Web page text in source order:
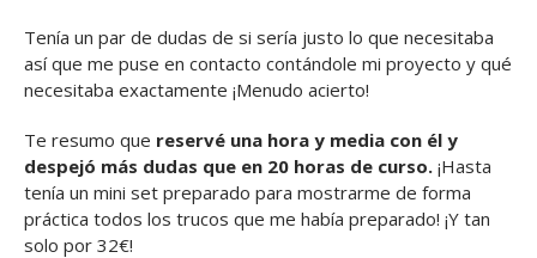
Tenía un par de dudas de si sería justo lo que necesitaba
así que me puse en contacto contándole mi proyecto y qué
necesitaba exactamente ¡Menudo acierto!
Te resumo que reservé una hora y media con él y
despejó más dudas que en 20 horas de curso. ¡Hasta
tenía un mini set preparado para mostrarme de forma
práctica todos los trucos que me había preparado! ¡Y tan
solo por 32€!